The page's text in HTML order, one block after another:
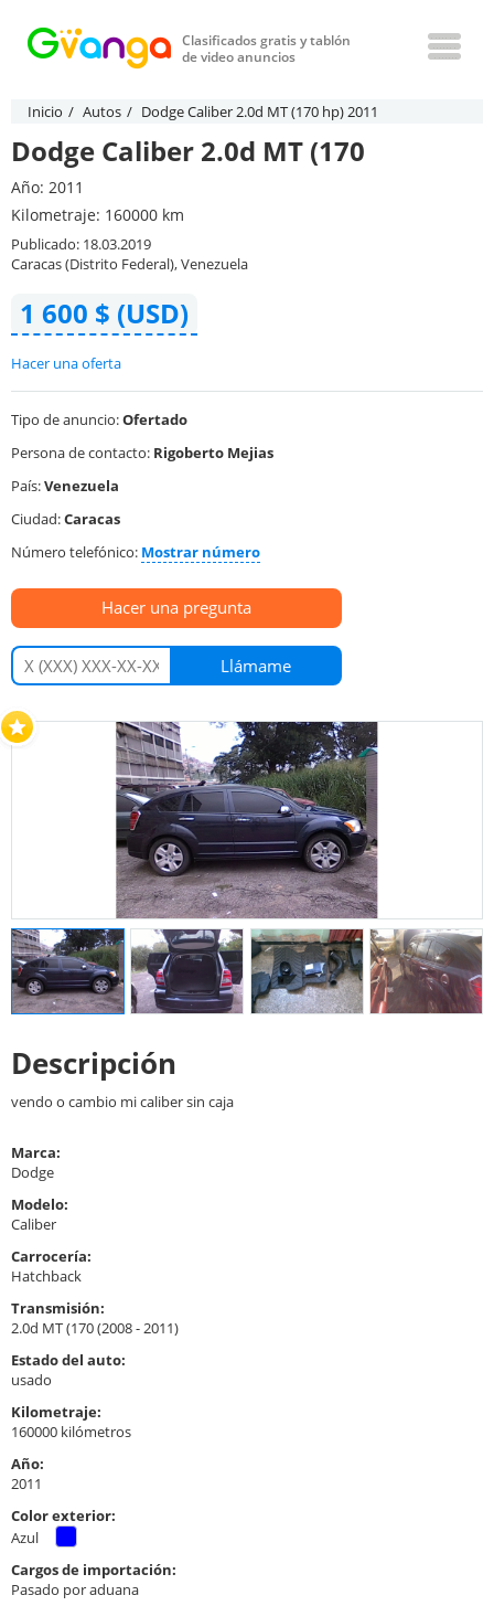
Clasificados gratis y tablón
de video anuncios
Inicio Autos Dodge Caliber 2.0d MT (170 hp) 2011
Dodge Caliber 2.0d MT (170
Año: 2011
Kilometraje: 160000 km
Publicado: 18.03.2019
Caracas (Distrito Federal), Venezuela
1 600 $ (USD)
Hacer una oferta
Tipo de anuncio:Ofertado
Persona de contacto: Rigoberto Mejias
País:Venezuela
Ciudad:Caracas
Número telefónico: Mostrar número
Hacer una pregunta
Llámame
Descripción
vendo o cambio mi caliber sin caja
Marca:
Dodge
Modelo:
Caliber
Carrocería:
Hatchback
Transmisión:
2.0d MT (170 (2008 - 2011)
Estado del auto:
usado
Kilometraje:
160000 kilómetros
Año:
2011
Color exterior:
Azul
Cargos de importación:
Pasado por aduana